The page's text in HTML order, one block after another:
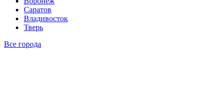
Саратов
Владивосток
Тверь
Все города